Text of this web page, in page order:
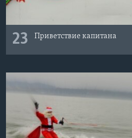
23 Приветствие капитана